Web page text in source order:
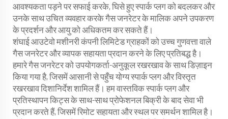
आवश्यकता पड़ने पर सफाई करके, घिसे हुए स्पार्क प्लग को बदलकर और
उनके साथ उचित व्यवहार करके गैस जनरेटर के मालिक अपने उपकरण
के प्रदर्शन और आयु को अधिकतम कर सकते हैं।
शंघाई आउटेवो मशीनरी कंपनी लिमिटेड ग्राहकों को उच्च गुणवत्ता वाले
गैस जनरेटर और व्यापक सहायता प्रदान करने के लिए प्रतिबद्ध है।
हमारे गैस जनरेटर को उपयोगकर्ता-अनुकूल रखरखाव के साथ डिज़ाइन
किया गया है, जिसमें आसानी से पहुँच योग्य स्पार्क प्लग और विस्तृत
रखरखाव दिशानिर्देश शामिल हैं। हम वास्तविक स्पार्क प्लग और
प्रतिस्थापन किट्स के साथ-साथ प्रोफेशनल बिक्री के बाद सेवा भी
प्रदान करते हैं, जिसमें रिमोट सहायता और स्थल पर समर्थन शामिल है।